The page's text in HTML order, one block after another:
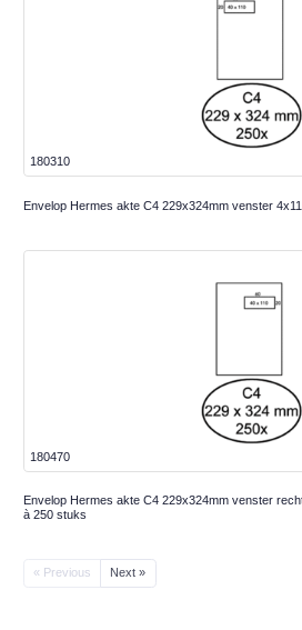
180310
Envelop Hermes akte C4 229x324mm venster
180470
Envelop Hermes akte C4 229x324mm venster
à 250 stuks
« Previous Next »